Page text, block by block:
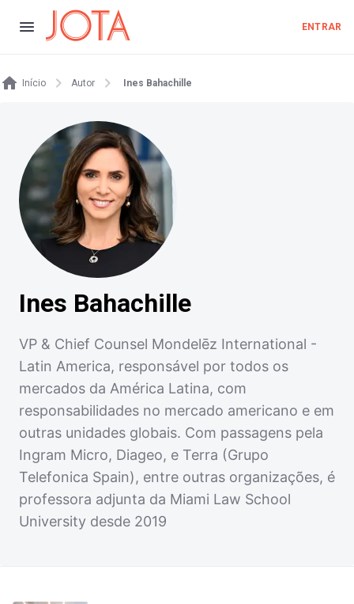
ENTRAR
Início Autor Ines Bahachille
Ines Bahachille
VP & Chief Counsel Mondelēz International -
Latin America, responsável por todos os
mercados da América Latina, com
responsabilidades no mercado americano e em
outras unidades globais. Com passagens pela
Ingram Micro, Diageo, e Terra (Grupo
Telefonica Spain), entre outras organizações, é
professora adjunta da Miami Law School
University desde 2019